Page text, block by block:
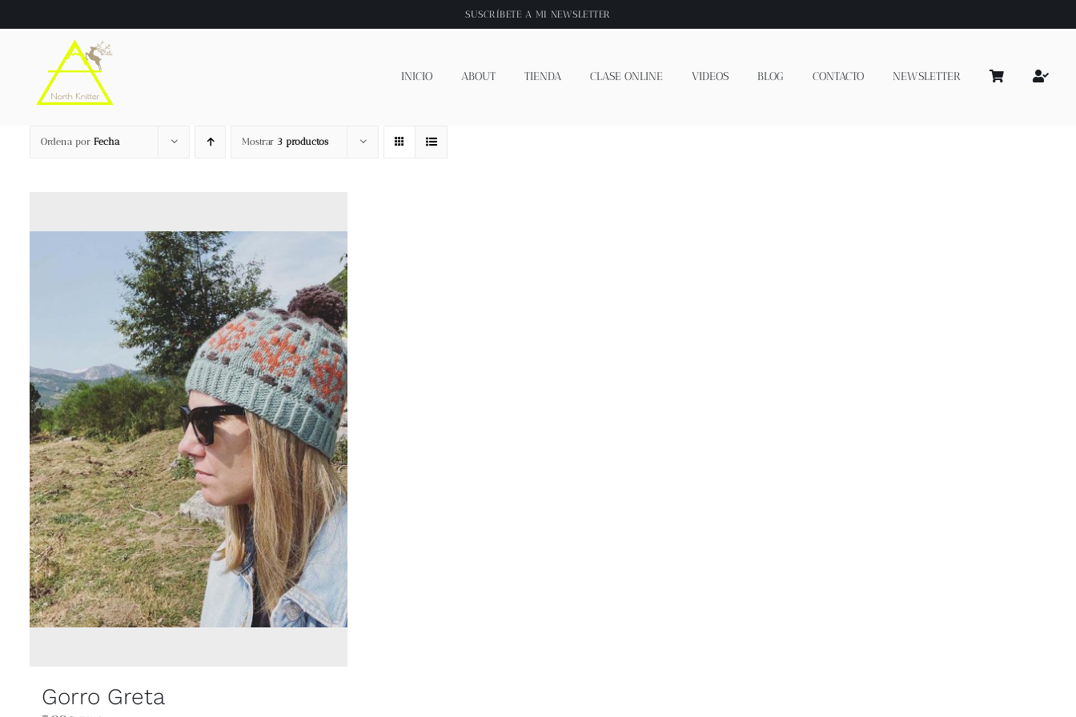
al
SUSCRÍBETE A MI NEWSLETTER
INICIO ABOUT TIENDA CLASE ONLINE VIDEOS BLOG CONTACTO NEWSLETTER
Ordena por Fecha Mostrar 3 productos
Gorro Greta